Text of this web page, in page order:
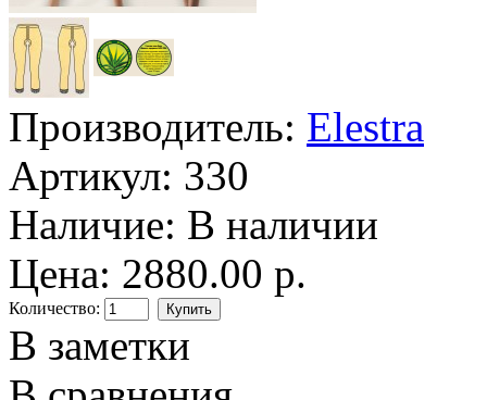
Производитель: Elestra
Артикул: 330
Наличие: В наличии
Цена: 2880.00 р.
Количество:
В заметки